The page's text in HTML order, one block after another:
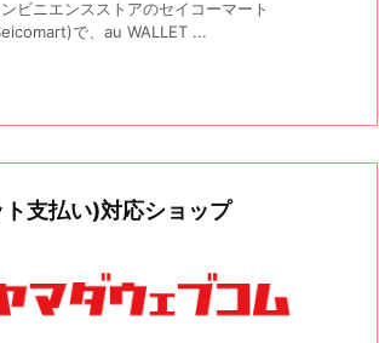
ンビニエンスストアのセイコーマート
で、au WALLET ...
支払い)対応ショップ